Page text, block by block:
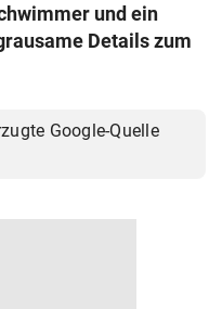
und ein
Details zum
Google-Quelle